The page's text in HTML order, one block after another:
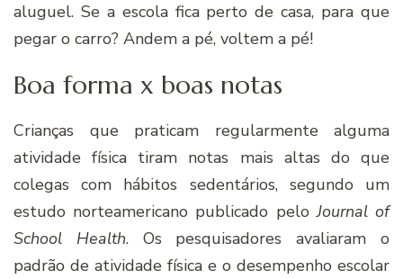
aluguel. Se a escola fica perto de casa, para que
pegar o carro? Andem a pé, voltem a pé!
Boa forma x boas notas
Crianças que praticam regularmente alguma
atividade física tiram notas mais altas do que
colegas com hábitos sedentários, segundo um
estudo norteamericano publicado peloJournal of
School Health. Os pesquisadores avaliaram o
padrão de atividade física e o desempenho escolar